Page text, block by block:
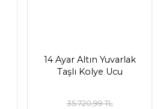
14 Ayar Altın Yuvarlak
Taşlı Kolye Ucu
35.720,99 TL